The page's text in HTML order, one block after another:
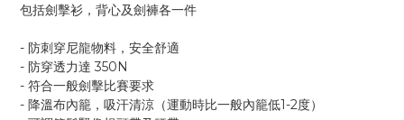
包括劍擊衫，背心及劍褲各一件
- 防刺穿尼龍物料，安全舒適
- 防穿透力達 350N
- 符合一般劍擊比賽要求
- 降溫布內籠，吸汗清涼（運動時比一般內籠低1-2度）